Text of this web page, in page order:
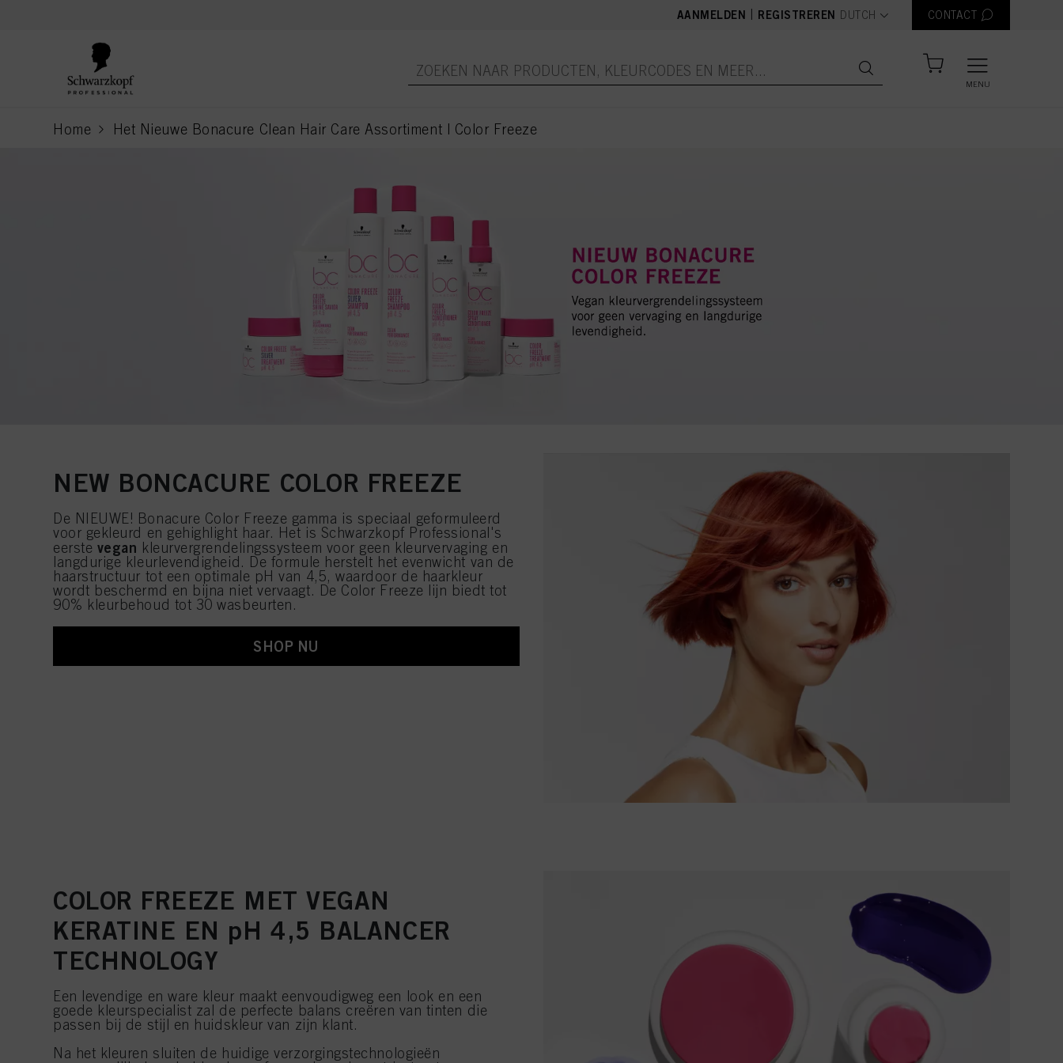
AANMELDEN REGISTREREN text.language
DUTCH CONTACT
MENU
Home Het Nieuwe Bonacure Clean Hair Care Assortiment | Color Freeze
current page
NEW BONCACURE COLOR FREEZE
De NIEUWE! Bonacure Color Freeze gamma is speciaal geformuleerd
voor gekleurd en gehighlight haar. Het is Schwarzkopf Professional's
eerste vegan kleurvergrendelingssysteem voor geen kleurvervaging en
langdurige kleurlevendigheid. De formule herstelt het evenwicht van de
haarstructuur tot een optimale pH van 4,5, waardoor de haarkleur
wordt beschermd en bijna niet vervaagt. De Color Freeze lijn biedt tot
90% kleurbehoud tot 30 wasbeurten.
SHOP NU
COLOR FREEZE MET VEGAN
KERATINE EN pH 4,5 BALANCER
TECHNOLOGY
Een levendige en ware kleur maakt eenvoudigweg een look en een
goede kleurspecialist zal de perfecte balans creëren van tinten die
passen bij de stijl en huidskleur van zijn klant.
Na het kleuren sluiten de huidige verzorgingstechnologieën